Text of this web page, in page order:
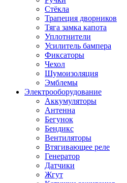
Стёкла
Трапеция дворников
Тяга замка капота
Уплотнители
Усилитель бампера
Фиксаторы
Чехол
Шумоизоляция
Эмблемы
Электрооборудование
Аккумуляторы
Антенна
Бегунок
Бендикс
Вентиляторы
Втягивающее реле
Генератор
Датчики
Жгут